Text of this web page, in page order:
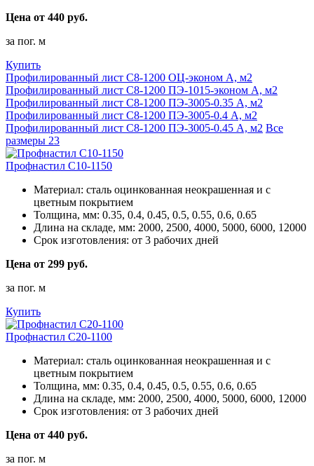
Цена от 440 руб.
за пог. м
Купить
Профилированный лист С8-1200 ОЦ-эконом A, м2
Профилированный лист С8-1200 ПЭ-1015-эконом A, м2
Профилированный лист С8-1200 ПЭ-3005-0.35 A, м2
Профилированный лист С8-1200 ПЭ-3005-0.4 A, м2
Профилированный лист С8-1200 ПЭ-3005-0.45 A, м2 Все
размеры 23
Профнастил С10-1150
Материал: сталь оцинкованная неокрашенная и с
цветным покрытием
Толщина, мм: 0.35, 0.4, 0.45, 0.5, 0.55, 0.6, 0.65
Длина на складе, мм: 2000, 2500, 4000, 5000, 6000, 12000
Срок изготовления: от 3 рабочих дней
Цена от 299 руб.
за пог. м
Купить
Профнастил С20-1100
Материал: сталь оцинкованная неокрашенная и с
цветным покрытием
Толщина, мм: 0.35, 0.4, 0.45, 0.5, 0.55, 0.6, 0.65
Длина на складе, мм: 2000, 2500, 4000, 5000, 6000, 12000
Срок изготовления: от 3 рабочих дней
Цена от 440 руб.
за пог. м